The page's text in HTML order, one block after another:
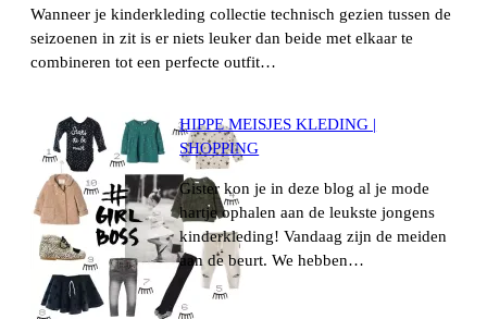
Wanneer je kinderkleding collectie technisch gezien tussen de
seizoenen in zit is er niets leuker dan beide met elkaar te
combineren tot een perfecte outfit…
HIPPE MEISJES KLEDING |
SHOPPING
Gister kon je in deze blog al je mode
hartje ophalen aan de leukste jongens
kinderkleding! Vandaag zijn de meiden
aan de beurt. We hebben…